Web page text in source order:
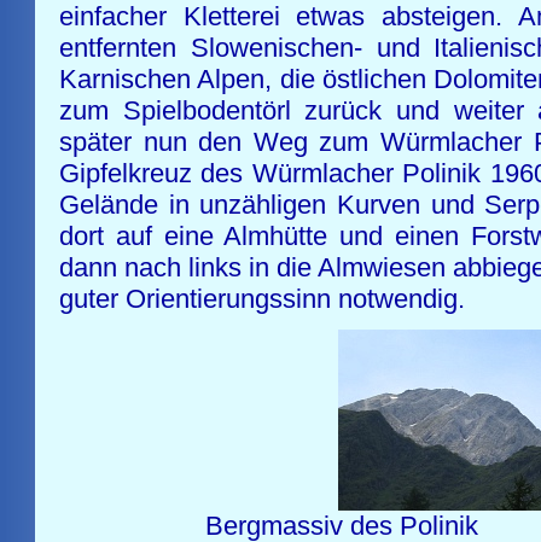
einfacher Kletterei etwas absteigen.
entfernten Slowenischen- und
Karnischen Alpen, die östlichen
zum Spielbodentörl zurück und
später nun den Weg zum
Gipfelkreuz des Würmlacher Polinik
Gelände in unzähligen Kurven und
dort auf eine Almhütte und einen
dann nach links in die Almwiesen
guter Orientierungssinn notwendig.
Bergmassiv des